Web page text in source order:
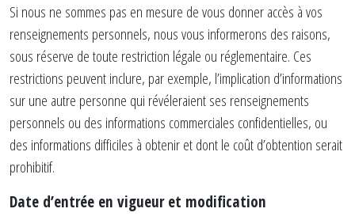
Si nous ne sommes pas en mesure de vous donner accès à vos
renseignements personnels, nous vous informerons des raisons,
sous réserve de toute restriction légale ou réglementaire. Ces
restrictions peuvent inclure, par exemple, l’implication d’informations
sur une autre personne qui révéleraient ses renseignements
personnels ou des informations commerciales confidentielles, ou
des informations difficiles à obtenir et dont le coût d’obtention serait
prohibitif.
Date d’entrée en vigueur et modification